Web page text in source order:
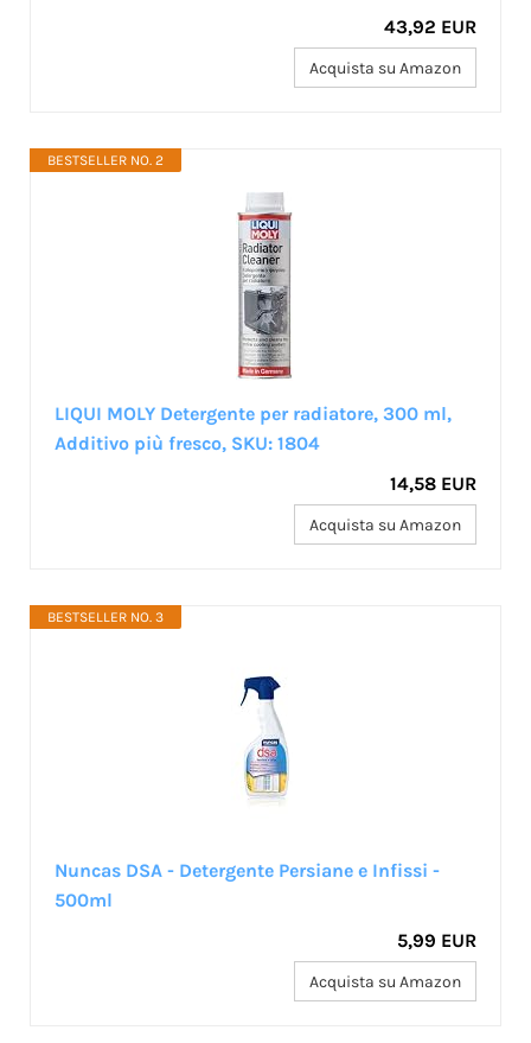
43,92 EUR
Acquista su Amazon
BESTSELLER NO. 2
LIQUI MOLY Detergente per radiatore, 300 ml,
Additivo più fresco, SKU: 1804
14,58 EUR
Acquista su Amazon
BESTSELLER NO. 3
Nuncas DSA - Detergente Persiane e Infissi -
500ml
5,99 EUR
Acquista su Amazon